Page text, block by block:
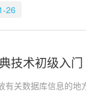
26
技术初级入门
关数据库信息的地